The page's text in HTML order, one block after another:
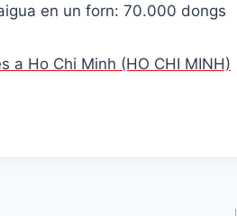
en un forn: 70.000 dongs
a Ho Chi Minh (HO CHI MINH)